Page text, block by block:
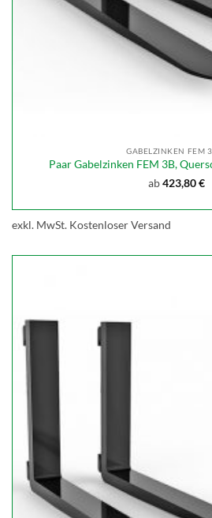
GABELZINKEN FEM
Paar Gabelzinken FEM 3B,
ab423,80€
exkl. MwSt. Kostenloser Versand